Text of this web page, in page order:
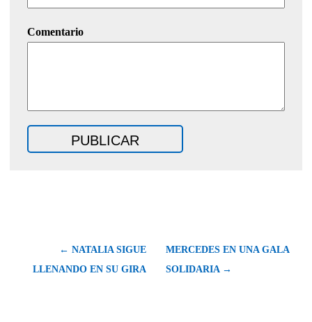
Comentario
← NATALIA SIGUE
LLENANDO EN SU GIRA
MERCEDES EN UNA GALA
SOLIDARIA →